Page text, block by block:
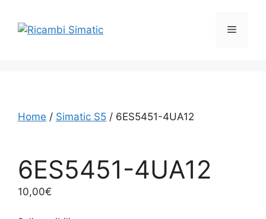
contenuto
Menu
Home / Simatic S5 / 6ES5451-4UA12
6ES5451-4UA12
10,00€